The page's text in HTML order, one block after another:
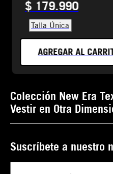
$ 179.990
Talla Única
AGREGAR AL
Colección New Era
Vestir en Otra
Suscríbete a nuestro